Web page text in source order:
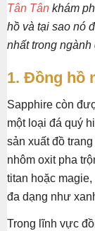
Tân Tân khám
hồ và tại sao nó
nhất trong ngành
1. Đồng hồ
Sapphire còn
một loại đá quý
sản xuất đồ
nhôm oxit pha
titan hoặc
đa dạng như
Trong lĩnh vực